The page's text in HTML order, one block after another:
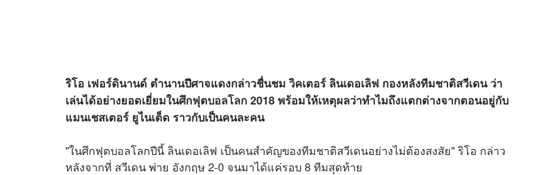
ริโอ เฟอร์ดินานด์ ตำนานปีศาจแดงกล่าวชื่นชม วิคเตอร์ ลินเดอเลิฟ กองหลังทีมชาติสวีเดน ว่า
เล่นได้อย่างยอดเยี่ยมในศึกฟุตบอลโลก2018 พร้อมให้เหตุผลว่าทำไมถึงแตกต่างจากตอนอยู่กับ
แมนเชสเตอร์ ยูไนเต็ด ราวกับเป็นคนละคน
"ในศึกฟุตบอลโลกปีนี้ ลินเดอเลิฟ เป็นคนสำคัญของทีมชาติสวีเดนอย่างไม่ต้องสงสัย" ริโอ กล่าว
หลังจากที่ สวีเดน พ่าย อังกฤษ 2-0 จนมาได้แค่รอบ 8 ทีมสุดท้าย